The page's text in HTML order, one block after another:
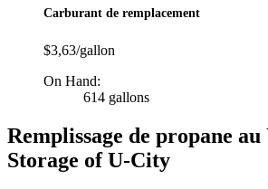
Carburant de remplacement
$3,63/gallon
On Hand:
614 gallons
Remplissage de propane
Storage of U-City